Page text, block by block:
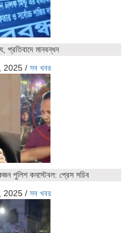
মানবন্ধন
2025 / সব খবর
পুলিশ কনস্টেবল: প্রেস সচিব
2025 / সব খবর